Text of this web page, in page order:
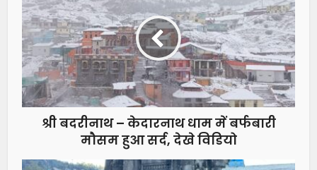
श्री बदरीनाथ – केदारनाथ धाम में बर्फबारी
मौसम हुआ सर्द, देखे विडियो